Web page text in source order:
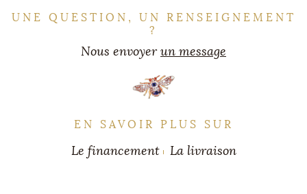
UNE QUESTION, UN RENSEIGNEMENT
?
Nous envoyerun message
EN SAVOIR PLUS SUR
Le financement La livraison